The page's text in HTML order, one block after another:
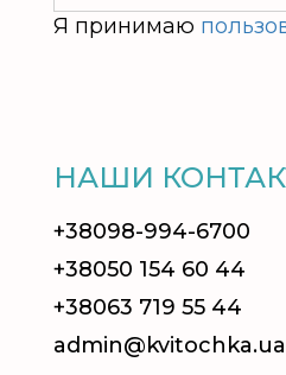
Я принимаю
НАШИ
+38098-994-6700
+38050 154 60 44
+38063 719 55 44
admin@kvitochka.ua